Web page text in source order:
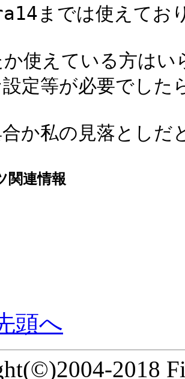
までは使えてお
か使えている方は
定等が必要でした
合か私の見落とし
関連情報
頭へ
2018